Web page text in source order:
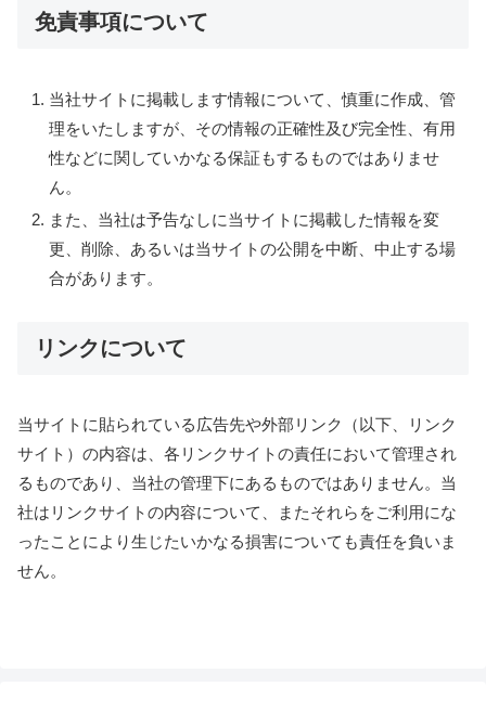
免責事項について
当社サイトに掲載します情報について、慎重に作成、管
理をいたしますが、その情報の正確性及び完全性、有用
性などに関していかなる保証もするものではありませ
ん。
また、当社は予告なしに当サイトに掲載した情報を変
更、削除、あるいは当サイトの公開を中断、中止する場
合があります。
リンクについて
当サイトに貼られている広告先や外部リンク（以下、リンク
サイト）の内容は、各リンクサイトの責任において管理され
るものであり、当社の管理下にあるものではありません。当
社はリンクサイトの内容について、またそれらをご利用にな
ったことにより生じたいかなる損害についても責任を負いま
せん。